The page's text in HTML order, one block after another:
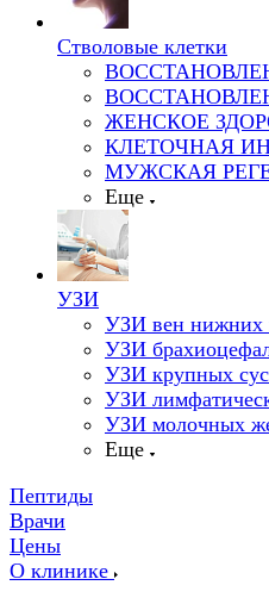
Стволовые клетки
ЖЕНСКОЕ
КЛЕТОЧНАЯ
МУЖСКАЯ
Еще
УЗИ
УЗИ вен нижних
УЗИ
УЗИ крупных
УЗИ
УЗИ молочных
Еще
Пептиды
Врачи
Цены
О клинике